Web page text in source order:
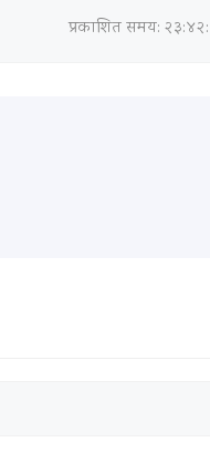
प्रकाशित समय: